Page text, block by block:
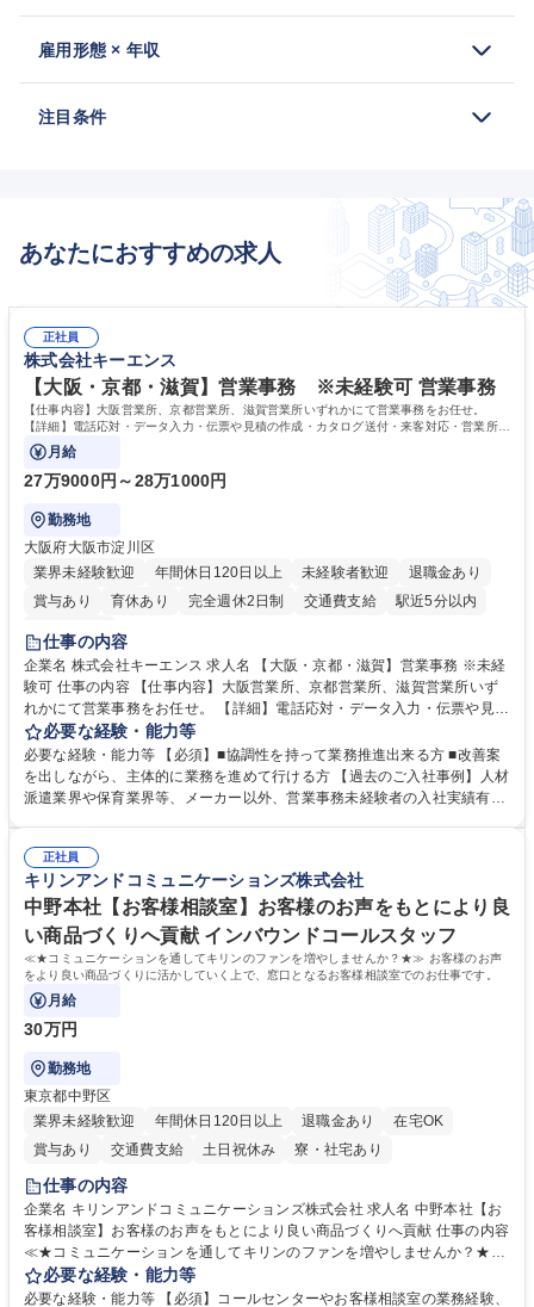
雇用形態 × 年収
注目条件
あなたにおすすめの求人
正社員
株式会社キーエンス
【大阪・京都・滋賀】営業事務 ※未経験可 営業事務
【仕事内容】大阪営業所、京都営業所、滋賀営業所いずれかにて営業事務をお任せ。
【詳細】電話応対・データ入力・伝票や見積の作成・カタログ送付・来客対応・営業所内
で発生する事務業務や業務改善をお任せ。
月給
27万9000円～28万1000円
勤務地
大阪府大阪市淀川区
業界未経験歓迎
年間休日120日以上 未経験者歓迎
退職金あり
賞与あり
育休あり 完全週休2日制 交通費支給
駅近5分以内
土日祝休み
仕事の内容
企業名 株式会社キーエンス 求人名 【大阪・京都・滋賀】営業事務 ※未経
験可 仕事の内容 【仕事内容】大阪営業所、京都営業所、滋賀営業所いず
れかにて営業事務をお任せ。 【詳細】電話応対・データ入力・伝票や見積
の作成・カタログ送付・来客対応・営業所内で発生する事務業務や業務改
善をお任せ。 【教育制度】ご入社後、育成担当とペアになりながらOJTに
て業務を覚えていただくことが可能です。業務システムがきちんと構築さ
れているため、スムーズに仕事に慣れることができる環境です。また、
募集職種 【大阪・京都・滋賀】営業事務 ※未経験可
必要な経験・能力等
必要な経験・能力等 【必須】■協調性を持って業務推進出来る方 ■改善案
を出しながら、主体的に業務を進めて行ける方 【過去のご入社事例】人材
派遣業界や保育業界等、メーカー以外、営業事務未経験者の入社実績有
えて、お客様や社員の状況に合わせ、能動的なサポート、改善の動きも期
待され。組織を支えるスペシャリストとして、チームに貢献し、結果的に
社員から頼られる存在になることができます。平均19:30の退勤以降の業
務の持ち帰りも禁止されており、メリハリのある働き方となります。 学
歴・資格 学歴：大学院 大学 高専 短大 語学力： 資格：
正社員
キリンアンドコミュニケーションズ株式会社
中野本社【お客様相談室】お客様のお声をもとにより良
い商品づくりへ貢献 インバウンドコールスタッフ
≪★コミュニケーションを通してキリンのファンを増やしませんか？★≫ お客様のお声
をより良い商品づくりに活かしていく上で、窓口となるお客様相談室でのお仕事です。
月給
30万円
勤務地
東京都中野区
業界未経験歓迎
年間休日120日以上 退職金あり
在宅OK
賞与あり
交通費支給 土日祝休み 寮・社宅あり
仕事の内容
企業名 キリンアンドコミュニケーションズ株式会社 求人名 中野本社【お
客様相談室】お客様のお声をもとにより良い商品づくりへ貢献 仕事の内容
≪★コミュニケーションを通してキリンのファンを増やしませんか？★≫
お客様のお声をより良い商品づくりに活かしていく上で、窓口となるお客
様相談室でのお仕事です。 日々お客様からいただくキリングループへのご
必要な経験・能力等
必要な経験・能力等 【必須】コールセンターやお客様相談室の業務経験、